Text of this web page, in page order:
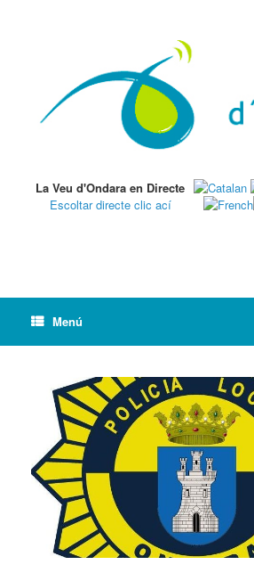
La Veu d'Ondara en Directe
Escoltar directe clic ací
Menú